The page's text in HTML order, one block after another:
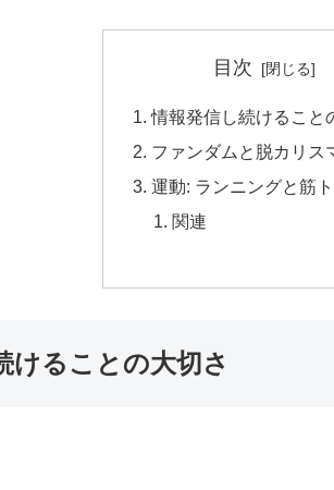
目次
情報発信し続けること
ファンダムと脱カリス
運動: ランニングと筋
関連
けることの大切さ